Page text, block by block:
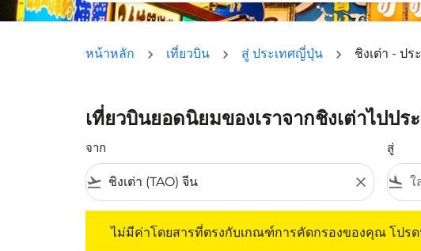
หน้าหลัก เที่ยวบิน สู่ ประเทศญี่ปุ่น ชิงเต่า - ป
เที่ยวบินยอดนิยมของเราจากชิงเต่าไปปร
จาก
flight_takeoff close
สู่
flight_land
ไม่มีค่าโดยสารที่ตรงกับเกณฑ์การคัดกรองของคุณ โปร